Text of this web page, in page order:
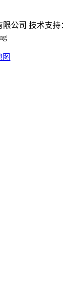
公司 技术支持：
图